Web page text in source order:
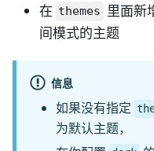
在 themes 里面新
间模式的主题
信息
如果没有指定
为默认主题，